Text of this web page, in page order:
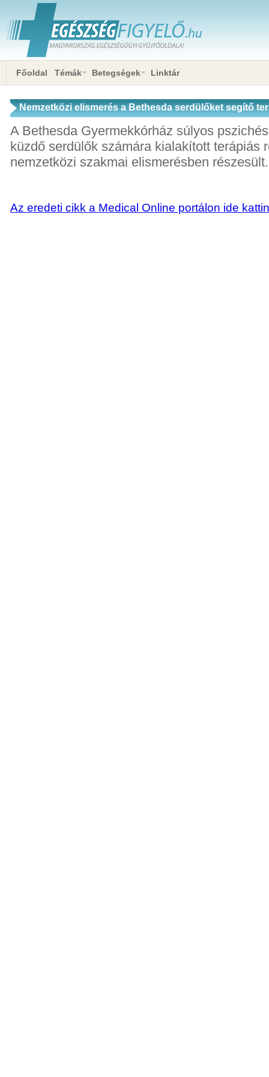
Főoldal Témák Betegségek Linktár
Nemzetközi elismerés a Bethesda serdülőket segítő
A Bethesda Gyermekkórház súlyos
küzdő serdülők számára kialakított terápiás
nemzetközi szakmai elismerésben részesült.
Az eredeti cikk a Medical Online portálon ide